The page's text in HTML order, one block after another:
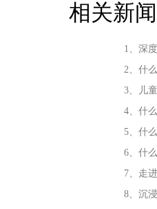
相关新闻
1、深
2、什
3、儿
4、什
5、什
6、什
7、走
8、沉